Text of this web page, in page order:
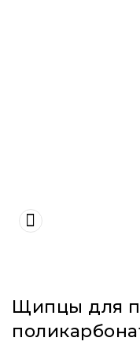
Щипцы для